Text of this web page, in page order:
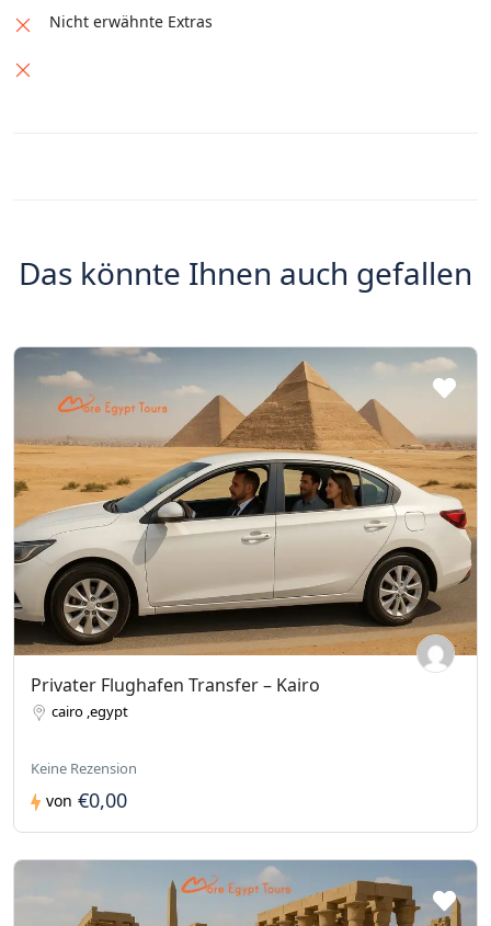
Nicht erwähnte Extras
Das könnte Ihnen auch gefallen
Privater Flughafen Transfer – Kairo
cairo ,egypt
Keine Rezension
von €0,00